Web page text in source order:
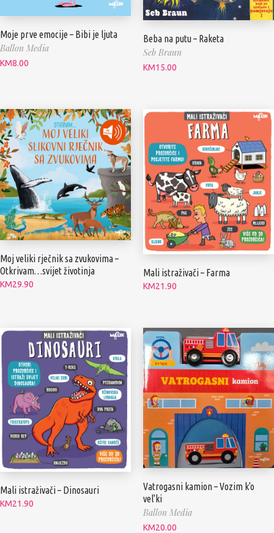
Moje prve emocije – Bibi je ljuta
Ballon Media
KM8.00
Beba na putu – Raketa
Seb Braun
KM15.00
Moj veliki rječnik sa zvukovima –
Otkrivam…svijet životinja
KM29.90
Mali istraživači – Farma
KM21.90
Mali istraživači – Dinosauri
KM21.90
Vatrogasni kamion – Vozim k'o
vel'ki
Ballon Media
KM20.00